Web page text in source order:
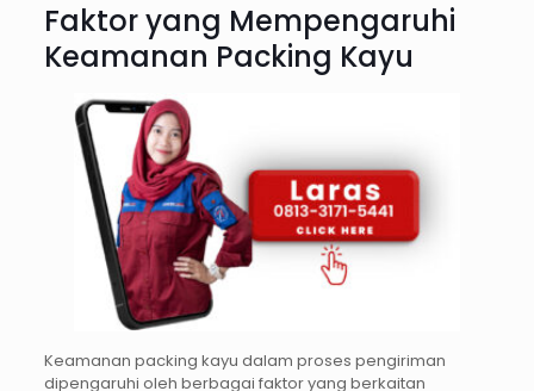
Faktor yang Mempengaruhi
Keamanan Packing Kayu
Keamanan packing kayu dalam proses pengiriman
dipengaruhi oleh berbagai faktor yang berkaitan